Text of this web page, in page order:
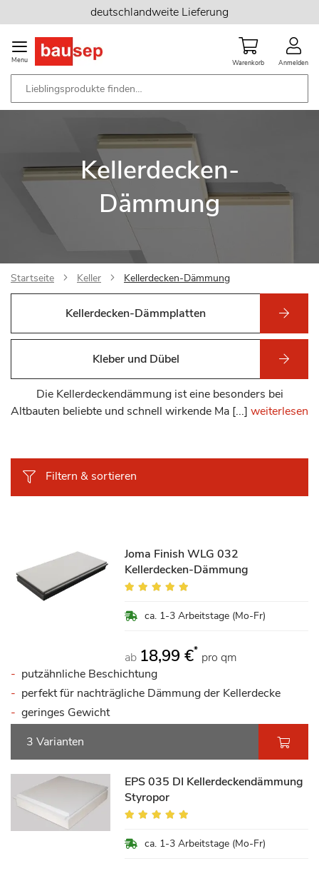
Inhalt
springen
deutschlandweite Lieferung
Menu Warenkorb Anmelden
Kellerdecken-
Dämmung
Startseite Keller Kellerdecken-Dämmung
Kellerdecken-Dämmplatten
Kleber und Dübel
Die Kellerdeckendämmung ist eine besonders bei
Altbauten beliebte und schnell wirkende Ma [...] weiterlesen
Filtern & sortieren
Joma Finish WLG 032
Kellerdecken-Dämmung
Bewertung:
ca. 1-3 Arbeitstage (Mo-Fr)
ab 18,99 €* pro qm
putzähnliche Beschichtung
perfekt für nachträgliche Dämmung der Kellerdecke
geringes Gewicht
3 Varianten
EPS 035 DI Kellerdeckendämmung
Styropor
Bewertung:
ca. 1-3 Arbeitstage (Mo-Fr)